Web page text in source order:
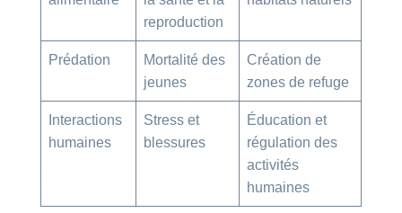
reproduction
Prédation
Mortalité des
jeunes
Création de
zones de refuge
Interactions
humaines
Stress et
blessures
Éducation et
régulation des
activités
humaines